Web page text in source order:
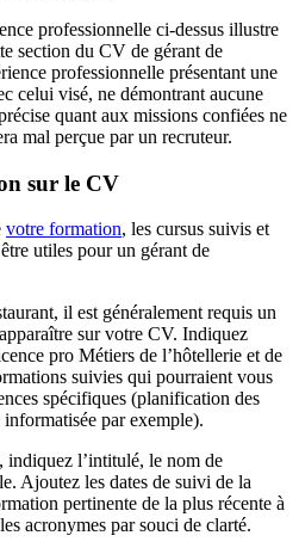
professionnelle ci-dessus illustre
section du CV de gérant de
professionnelle présentant une
celui visé, ne démontrant aucune
quant aux missions confiées ne
mal perçue par un recruteur.
sur le CV
votre formation, les cursus suivis et
utiles pour un gérant de
il est généralement requis un
sur votre CV. Indiquez
pro Métiers de l’hôtellerie et de
suivies qui pourraient vous
spécifiques (planification des
par exemple).
l’intitulé, le nom de
Ajoutez les dates de suivi de la
pertinente de la plus récente à
acronymes par souci de clarté.